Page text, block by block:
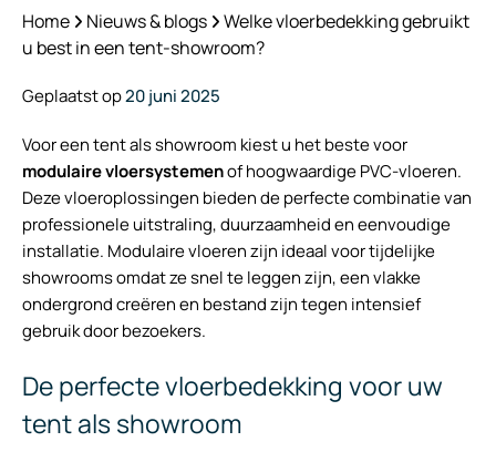
Home Nieuws & blogs
Welke vloerbedekking gebruikt
u best in een tent-showroom?
Geplaatst op20 juni 2025
Voor een tent als showroom kiest u het beste voor
modulaire vloersystemenof hoogwaardige PVC-vloeren.
Deze vloeroplossingen bieden de perfecte combinatie van
professionele uitstraling, duurzaamheid en eenvoudige
installatie. Modulaire vloeren zijn ideaal voor tijdelijke
showrooms omdat ze snel te leggen zijn, een vlakke
ondergrond creëren en bestand zijn tegen intensief
gebruik door bezoekers.
De perfecte vloerbedekking voor uw
tent als showroom